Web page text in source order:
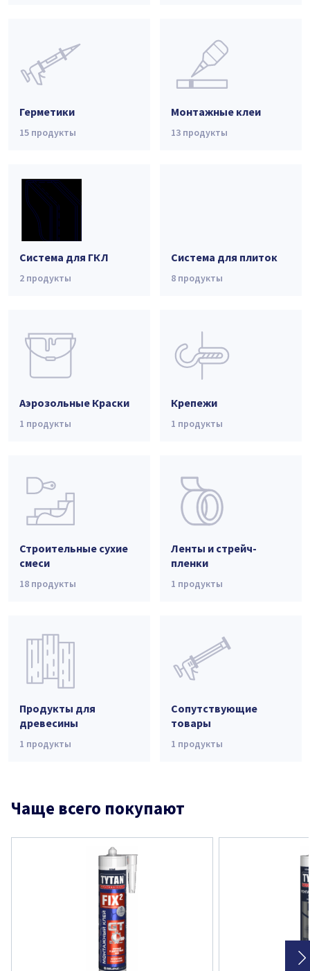
Герметики Для Кровли
Герметики
15 продукты
Монтажные клеи
13 продукты
Система для ГКЛ
2 продукты
Система для плиток
8 продукты
Аэрозольные Краски
1 продукты
Крепежи
1 продукты
Строительные сухие
смеси
18 продукты
Ленты и стрейч-
пленки
1 продукты
Продукты для
древесины
1 продукты
Сопутствующие
товары
1 продукты
Чаще всего покупают